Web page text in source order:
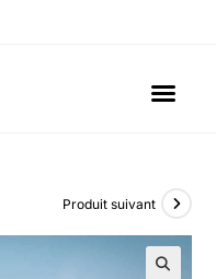
Produit suivant